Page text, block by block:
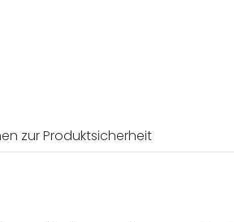
zur Produktsicherheit